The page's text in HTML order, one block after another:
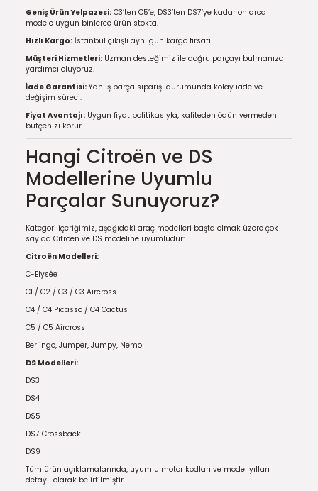
Geniş Ürün Yelpazesi: C3’ten C5’e, DS3’ten DS7’ye kadar onlarca
modele uygun binlerce ürün stokta.
Hızlı Kargo: İstanbul çıkışlı aynı gün kargo fırsatı.
Müşteri Hizmetleri: Uzman desteğimiz ile doğru parçayı bulmanıza
yardımcı oluyoruz.
İade Garantisi: Yanlış parça siparişi durumunda kolay iade ve
değişim süreci.
Fiyat Avantajı: Uygun fiyat politikasıyla, kaliteden ödün vermeden
bütçenizi korur.
Hangi Citroën ve DS
Modellerine Uyumlu
Parçalar Sunuyoruz?
Kategori içeriğimiz, aşağıdaki araç modelleri başta olmak üzere çok
sayıda Citroën ve DS modeline uyumludur:
Citroën Modelleri:
C-Elysée
C1 / C2 / C3 / C3 Aircross
C4 / C4 Picasso / C4 Cactus
C5 / C5 Aircross
Berlingo, Jumper, Jumpy, Nemo
DS Modelleri:
DS3
DS4
DS5
DS7 Crossback
DS9
Tüm ürün açıklamalarında, uyumlu motor kodları ve model yılları
detaylı olarak belirtilmiştir.